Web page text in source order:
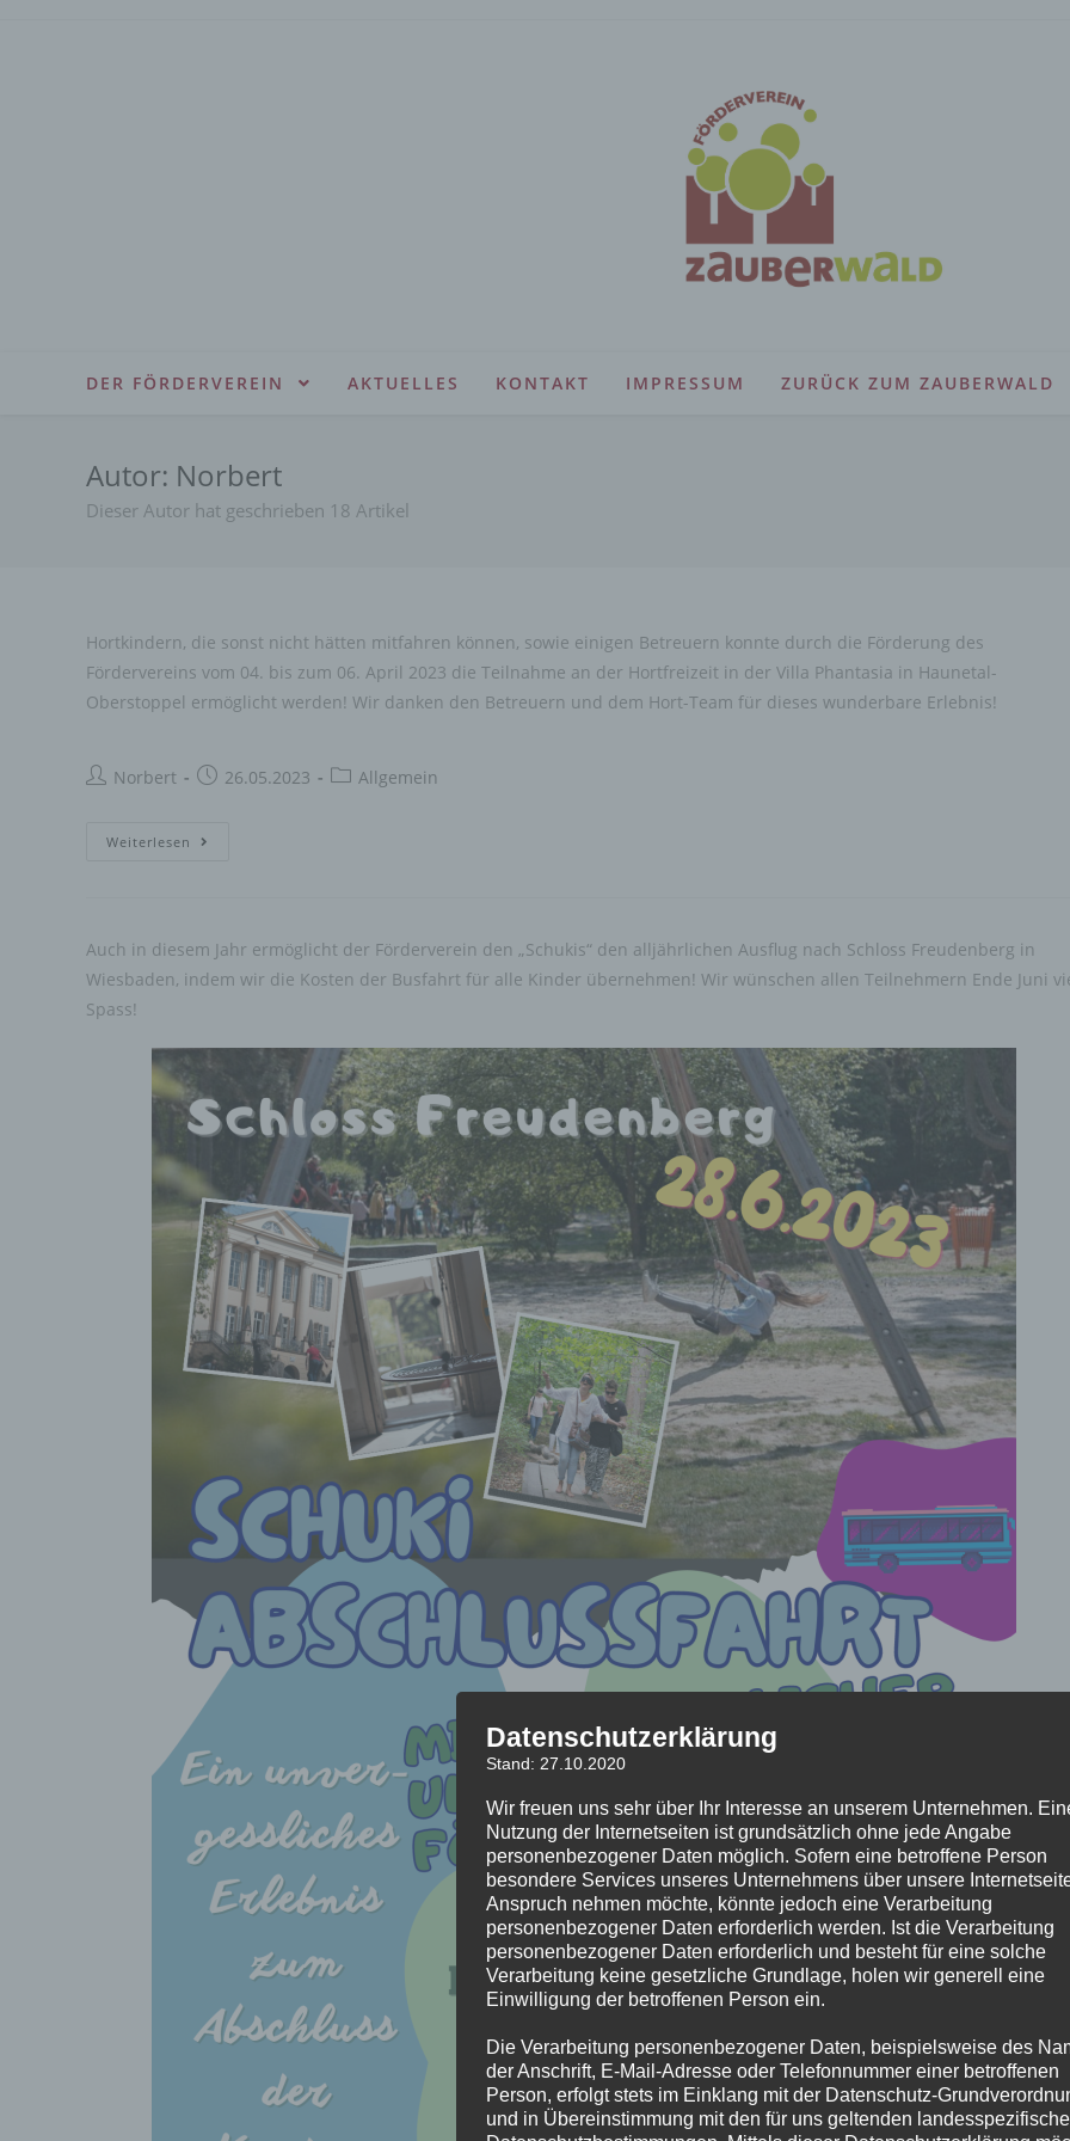
DER FÖRDERVEREIN AKTUELLES KONTAKT IMPRESSUM ZURÜCK ZUM ZAUBERWALD
Autor: Norbert
Dieser Autor hat geschrieben 18 Artikel
Hortkindern, die sonst nicht hätten mitfahren können, sowie einigen Betreuern konnte durch die Förderung des
Fördervereins vom 04. bis zum 06. April 2023 die Teilnahme an der Hortfreizeit in der Villa Phantasia in Haunetal-
Oberstoppel ermöglicht werden! Wir danken den Betreuern und dem Hort-Team für dieses wunderbare Erlebnis!
Beitrags-
Norbert
Beitrag26.05.2023
Beitrags-
Allgemein
Weiterlesen
Auch in diesem Jahr ermöglicht der Förderverein den „Schukis“ den alljährlichen Ausflug nach Schloss Freudenberg in
Wiesbaden, indem wir die Kosten der Busfahrt für alle Kinder übernehmen! Wir wünschen allen Teilnehmern Ende Juni
Spass!
Datenschutzerklärung
Stand: 27.10.2020
Wir freuen uns sehr über Ihr Interesse an unserem Unternehmen.
Nutzung der Internetseiten ist grundsätzlich ohne jede Angabe
personenbezogener Daten möglich. Sofern eine betroffene Person
besondere Services unseres Unternehmens über unsere
Anspruch nehmen möchte, könnte jedoch eine Verarbeitung
personenbezogener Daten erforderlich werden. Ist die Verarbeitung
personenbezogener Daten erforderlich und besteht für eine solche
Verarbeitung keine gesetzliche Grundlage, holen wir generell eine
Einwilligung der betroffenen Person ein.
Die Verarbeitung personenbezogener Daten, beispielsweise des
der Anschrift, E-Mail-Adresse oder Telefonnummer einer betroffenen
Person, erfolgt stets im Einklang mit der Datenschutz-
und in Übereinstimmung mit den für uns geltenden